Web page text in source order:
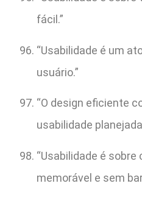
fácil.”
“Usabilidade é um
usuário.”
“O design eficiente
usabilidade
“Usabilidade é
memorável e sem